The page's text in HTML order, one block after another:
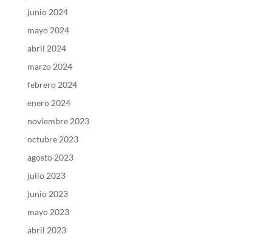
junio 2024
mayo 2024
abril 2024
marzo 2024
febrero 2024
enero 2024
noviembre 2023
octubre 2023
agosto 2023
julio 2023
junio 2023
mayo 2023
abril 2023